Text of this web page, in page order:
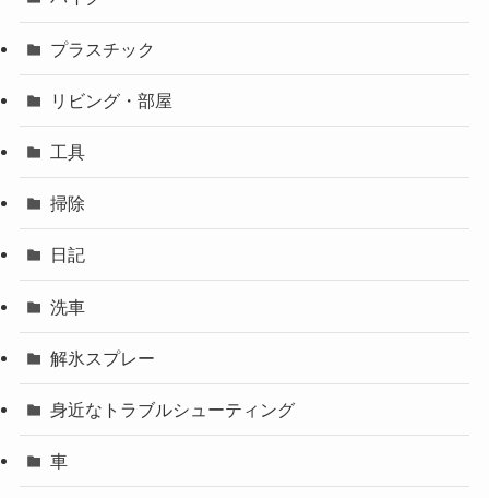
プラスチック
リビング・部屋
工具
掃除
日記
洗車
解氷スプレー
身近なトラブルシューティング
車